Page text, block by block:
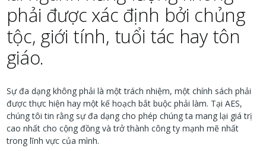
phải được xác định bởi chủng
tộc, giới tính, tuổi tác hay tôn
giáo.
Sự đa dạng không phải là một trách nhiệm, một chính sách phải
được thực hiện hay một kế hoạch bắt buộc phải làm. Tại AES,
chúng tôi tin rằng sự đa dạng cho phép chúng ta mang lại giá trị
cao nhất cho cộng đồng và trở thành công ty mạnh mẽ nhất
trong lĩnh vực của mình.